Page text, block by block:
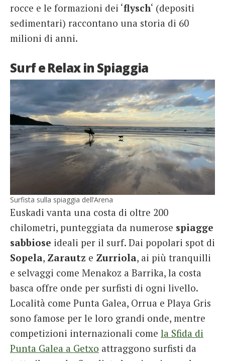
rocce e le formazioni dei ‘flysch‘ (depositi
sedimentari) raccontano una storia di 60
milioni di anni.
Surf e Relax in Spiaggia
Surfista sulla spiaggia dell’Arena
Euskadi vanta una costa di oltre 200
chilometri, punteggiata da numerose spiagge
sabbiose ideali per il surf. Dai popolari spot di
Sopela, Zarautz e Zurriola, ai più tranquilli
e selvaggi come Menakoz a Barrika, la costa
basca offre onde per surfisti di ogni livello.
Località come Punta Galea, Orrua e Playa Gris
sono famose per le loro grandi onde, mentre
competizioni internazionali come la Sfida di
Punta Galea a Getxo attraggono surfisti da